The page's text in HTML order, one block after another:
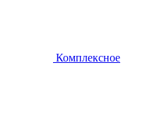
Комплексное